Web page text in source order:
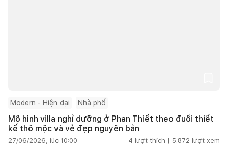
Modern - Hiện đại Nhà phố
Mô hình villa nghỉ dưỡng ở Phan Thiết theo đuổi thiết
kế thô mộc và vẻ đẹp nguyên bản
27/06/2026, lúc 10:00 4 lượt thích | 5.872 lượt xem